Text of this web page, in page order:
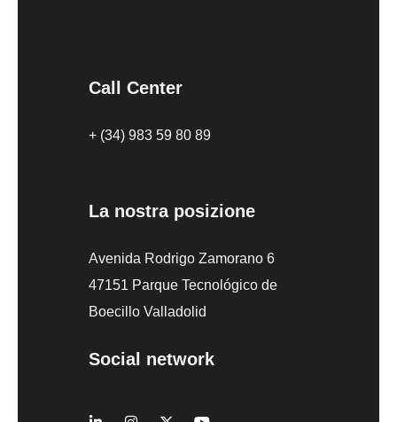
Call Center
+ (34) 983 59 80 89
La nostra posizione
Avenida Rodrigo Zamorano 6
47151 Parque Tecnológico de
Boecillo Valladolid
Social network